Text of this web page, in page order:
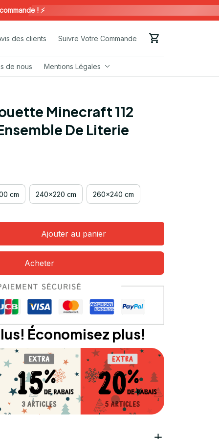
! ⚡️
des clients Suivre Votre Commande
de nous Mentions Légales
Minecraft 112
De Literie
cm 240x220 cm 260x240 cm
Ajouter au panier
Acheter
Économisez plus!